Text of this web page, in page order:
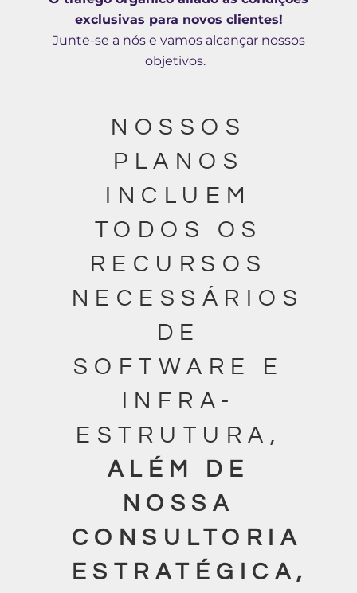
exclusivas para novos clientes!
Junte-se a nós e vamos alcançar nossos
objetivos.
NOSSOS
PLANOS
INCLUEM
TODOS OS
RECURSOS
NECESSÁRIOS
DE
SOFTWARE E
INFRA-
ESTRUTURA,
ALÉM DE
NOSSA
CONSULTORIA
ESTRATÉGICA,